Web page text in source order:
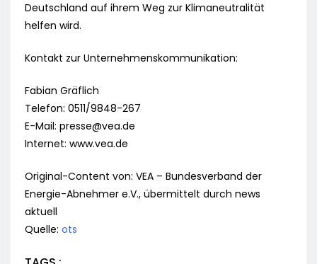
Deutschland auf ihrem Weg zur Klimaneutralität
helfen wird.
Kontakt zur Unternehmenskommunikation:
Fabian Gräflich
Telefon: 0511/9848-267
E-Mail: presse@vea.de
Internet: www.vea.de
Original-Content von: VEA – Bundesverband der
Energie-Abnehmer e.V., übermittelt durch news
aktuell
Quelle: ots